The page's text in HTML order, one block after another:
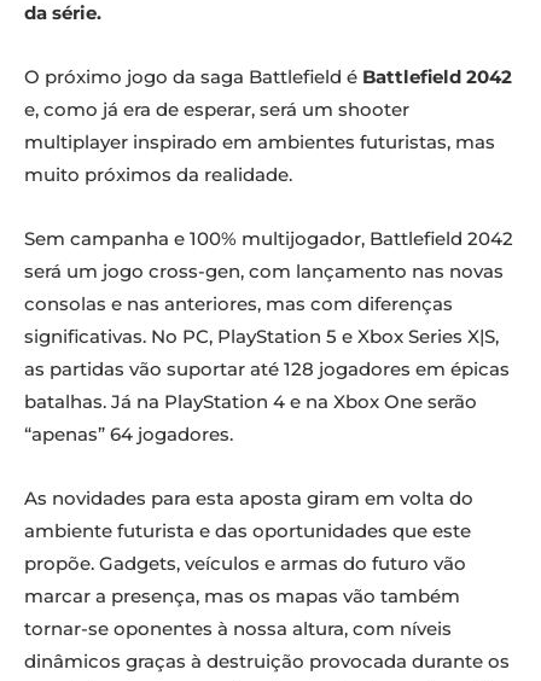
da série.
O próximo jogo da saga Battlefield é Battlefield 2042
e, como já era de esperar, será um shooter
multiplayer inspirado em ambientes futuristas, mas
muito próximos da realidade.
Sem campanha e 100% multijogador, Battlefield 2042
será um jogo cross-gen, com lançamento nas novas
consolas e nas anteriores, mas com diferenças
significativas. No PC, PlayStation 5 e Xbox Series X|S,
as partidas vão suportar até 128 jogadores em épicas
batalhas. Já na PlayStation 4 e na Xbox One serão
“apenas” 64 jogadores.
As novidades para esta aposta giram em volta do
ambiente futurista e das oportunidades que este
propõe. Gadgets, veículos e armas do futuro vão
marcar a presença, mas os mapas vão também
tornar-se oponentes à nossa altura, com níveis
dinâmicos graças à destruição provocada durante os